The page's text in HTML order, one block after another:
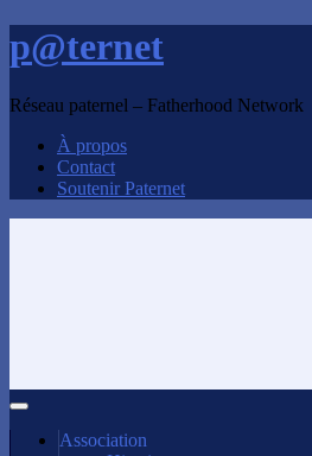
p@ternet
Réseau paternel – Fatherhood Network
À propos
Contact
Soutenir Paternet
Association